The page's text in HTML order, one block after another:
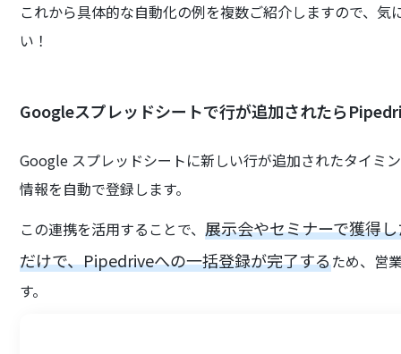
これから具体的な自動化の例を複数ご紹介しますので、
い！
Googleスプレッドシートで行が追加されたら
Google スプレッドシートに新しい行が追加されたタイミ
情報を自動で登録します。
この連携を活用することで、展示会やセミナーで獲得
だけで、Pipedriveへの一括登録が完了するため、営
す。